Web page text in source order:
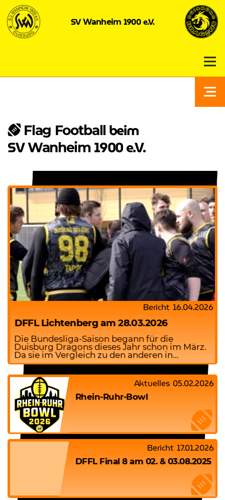
SVWanheim 1900 e.V.
Flag Football beim
SVWanheim 1900 e.V.
Bericht 16.04.2026
DFFL Lichtenberg am 28.03.2026
Die Bundesliga-Saison begann für die
Duisburg Dragons dieses Jahr schon im März.
Da sie im Vergleich zu den anderen in...
Aktuelles 05.02.2026
Rhein-Ruhr-Bowl
Bericht 17.01.2026
DFFL Final 8 am 02. & 03.08.2025